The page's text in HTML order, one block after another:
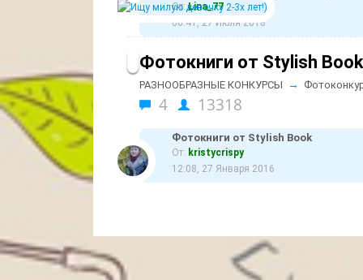
От:Lina_77
00:41, 27 Июля 2018
Фотокниги от Stylish Book
РАЗНООБРАЗНЫЕ КОНКУРСЫ →
4 13318
Фотокниги от Stylish Book
От: kristycrispy
12:08, 27 Января 2016